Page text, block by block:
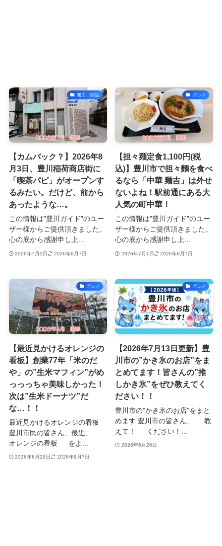
開店・閉店
【カムバック？】2026年8
月3日、豊川稲荷商店街に
「喫茶パピ」がオープンす
るみたい。だけど、前から
あったような…。
この情報は”豊川ガイド”のユー
ザー様からご提供頂きました。
心の底から感謝申し上...
2026年7月3日 2026年8月7日
グルメ
【担々麺定食1,100円(税
込)】豊川市で担々麵を食べ
るなら「中華 麺吉」は外せ
ないよね！駅前通にある大
人気の町中華！
この情報は”豊川ガイド”のユー
ザー様からご提供頂きました。
心の底から感謝申し上...
2026年7月1日 2026年8月7日
グルメ
【最近見かけるオレンジの
看板】創業77年「米のだ
や」の”生米マフィン”がめ
っっっちゃ美味しかった！
次は”生米ドーナツ”だ
な…！！
最近見かけるオレンジの看板
豊川市民の皆さん、最近、
オレンジの看板 をよ...
2026年6月29日 2026年8月7日
グルメ
【2026年7月13日更新】豊
川市の”かき氷のお店”をま
とめてます！皆さんの”推
しかき氷”をぜひ教えてく
ださい！！
豊川市の”かき氷のお店”をまと
めます 豊川市の皆さん、 教
えて！ ください！...
2026年6月26日